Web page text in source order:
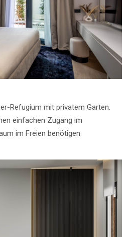
Refugium mit privatem Garten.
einfachen Zugang im
im Freien benötigen.